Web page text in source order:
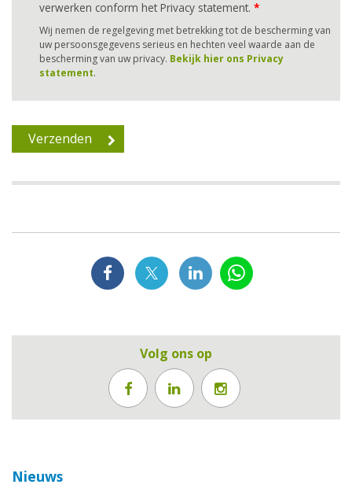
verwerken conform het Privacy statement. *
Wij nemen de regelgeving met betrekking tot de bescherming van
uw persoonsgegevens serieus en hechten veel waarde aan de
bescherming van uw privacy. Bekijk hier ons Privacy
statement.
Volg ons op
Nieuws